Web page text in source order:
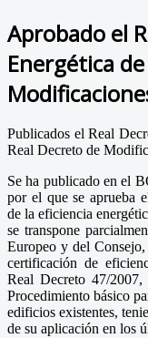
Aprobado el
Energética
Publicados el Real
Real Decreto de
Se ha publicado en el
por el que se aprueba
de la eficiencia
se transpone
Europeo y del
certificación de
Real Decreto 47/
Procedimiento básico
edificios existentes,
de su aplicación en los